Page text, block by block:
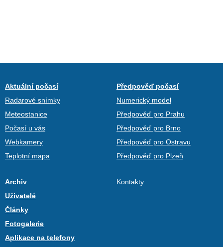
Aktuální počasí
Radarové snímky
Meteostanice
Počasí u vás
Webkamery
Teplotní mapa
Předpověď počasí
Numerický model
Předpověď pro Prahu
Předpověď pro Brno
Předpověď pro Ostravu
Předpověď pro Plzeň
Archiv
Uživatelé
Články
Fotogalerie
Aplikace na telefony
Kontakty